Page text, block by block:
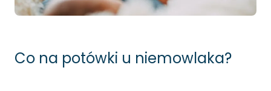
Co na potówki u niemowlaka?